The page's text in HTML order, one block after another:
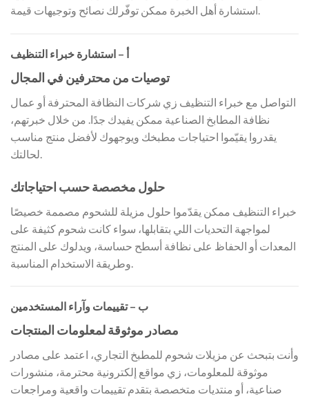
استشارة أهل الخبرة ممكن توفّرلك نصائح وتوجيهات قيمة.
أ – استشارة خبراء التنظيف
توصيات من محترفين في المجال
التواصل مع خبراء التنظيف زي شركات النظافة المحترفة أو عمال
نظافة المطابخ الصناعية ممكن يفيدك جدًا. من خلال خبرتهم،
يقدروا يقيّموا احتياجات مطبخك ويوجهوك لأفضل منتج مناسب
حلول مخصصة حسب احتياجاتك
خبراء التنظيف ممكن يقدّموا حلول مزيلة للشحوم مصممة خصيصًا
لمواجهة التحديات اللي بتقابلها، سواء كانت شحوم كثيفة على
المعدات أو الحفاظ على نظافة أسطح حساسة، ويدلوك على المنتج
ب – تقييمات وآراء المستخدمين
مصادر موثوقة لمعلومات المنتجات
وأنت بتبحث عن مزيلات شحوم للمطبخ التجاري، اعتمد على مصادر
موثوقة للمعلومات، زي مواقع إلكترونية محترمة، منشورات
صناعية، أو منتديات متخصصة بتقدم تقييمات واقعية ومراجعات